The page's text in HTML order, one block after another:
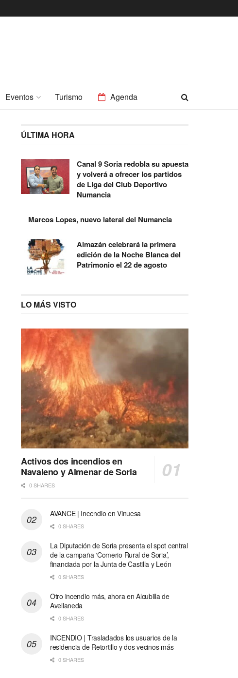
Eventos Turismo Agenda
ÚLTIMA HORA
Canal 9 Soria redobla su apuesta
y volverá a ofrecer los partidos
de Liga del Club Deportivo
Numancia
Marcos Lopes, nuevo lateral del Numancia
Almazán celebrará la primera
edición de la Noche Blanca del
Patrimonio el 22 de agosto
LO MÁS VISTO
Activos dos incendios en
Navaleno y Almenar de Soria
0 SHARES
AVANCE | Incendio en Vinuesa
0 SHARES
La Diputación de Soria presenta el spot central
de la campaña ‘Comerio Rural de Soria’,
financiada por la Junta de Castilla y León
0 SHARES
Otro incendio más, ahora en Alcubilla de
Avellaneda
0 SHARES
INCENDIO | Trasladados los usuarios de la
residencia de Retortillo y dos vecinos más
0 SHARES